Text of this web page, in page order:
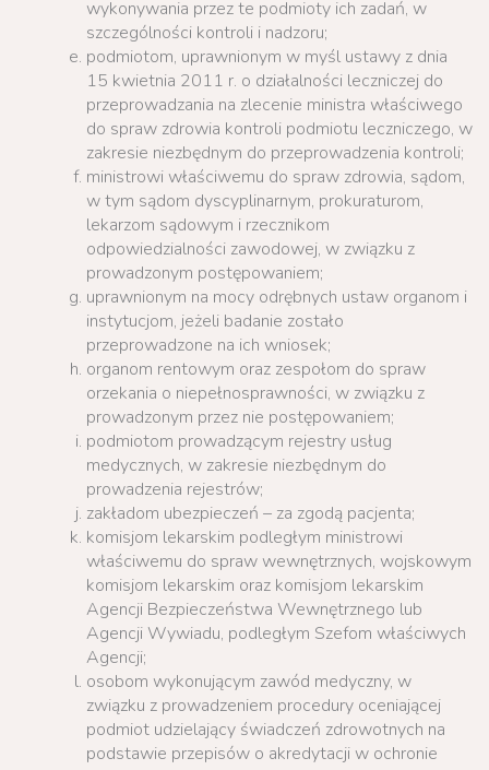
wykonywania przez te podmioty ich zadań, w
szczególności kontroli i nadzoru;
podmiotom, uprawnionym w myśl ustawy z dnia
15 kwietnia 2011 r. o działalności leczniczej do
przeprowadzania na zlecenie ministra właściwego
do spraw zdrowia kontroli podmiotu leczniczego, w
zakresie niezbędnym do przeprowadzenia kontroli;
ministrowi właściwemu do spraw zdrowia, sądom,
w tym sądom dyscyplinarnym, prokuraturom,
lekarzom sądowym i rzecznikom
odpowiedzialności zawodowej, w związku z
prowadzonym postępowaniem;
uprawnionym na mocy odrębnych ustaw organom i
instytucjom, jeżeli badanie zostało
przeprowadzone na ich wniosek;
organom rentowym oraz zespołom do spraw
orzekania o niepełnosprawności, w związku z
prowadzonym przez nie postępowaniem;
podmiotom prowadzącym rejestry usług
medycznych, w zakresie niezbędnym do
prowadzenia rejestrów;
zakładom ubezpieczeń – za zgodą pacjenta;
komisjom lekarskim podległym ministrowi
właściwemu do spraw wewnętrznych, wojskowym
komisjom lekarskim oraz komisjom lekarskim
Agencji Bezpieczeństwa Wewnętrznego lub
Agencji Wywiadu, podległym Szefom właściwych
Agencji;
osobom wykonującym zawód medyczny, w
związku z prowadzeniem procedury oceniającej
podmiot udzielający świadczeń zdrowotnych na
podstawie przepisów o akredytacji w ochronie